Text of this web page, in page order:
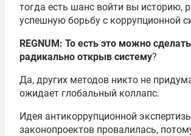
тогда есть шанс войти вы историю,
успешную борьбу с коррупционной
REGNUM: То есть это можно
радикально открыв систему?
Да, других методов никто не
ожидает глобальный коллапс.
Идея антикоррупционной
законопроектов провалилась,